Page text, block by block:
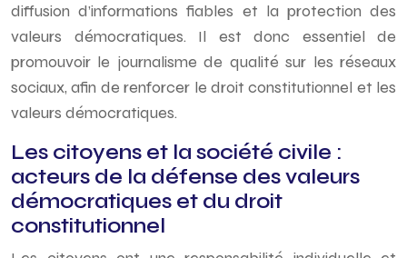
diffusion d’informations fiables et la protection des
valeurs démocratiques. Il est donc essentiel de
promouvoir le journalisme de qualité sur les réseaux
sociaux, afin de renforcer le droit constitutionnel et les
valeurs démocratiques.
Les citoyens et la société civile :
acteurs de la défense des valeurs
démocratiques et du droit
constitutionnel